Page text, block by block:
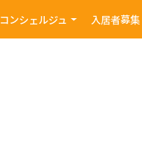
コンシェルジュ 入居者募集